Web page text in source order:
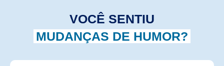
VOCÊ SENTIU
MUDANÇAS DE HUMOR?